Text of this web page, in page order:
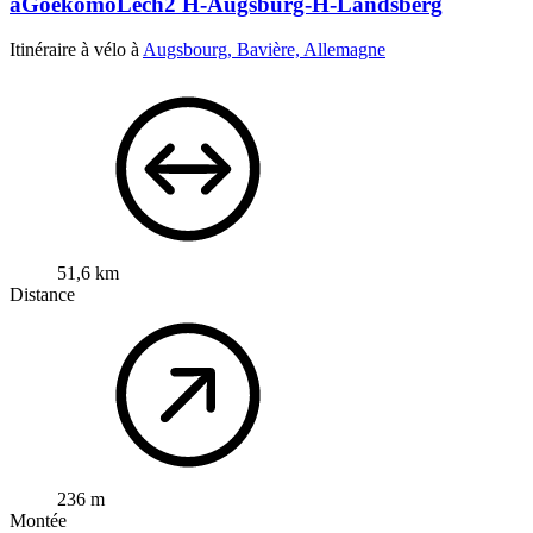
Itinéraire à vélo àAugsbourg, Bavière, Allemagne
51,6 km
Distance
236 m
Montée